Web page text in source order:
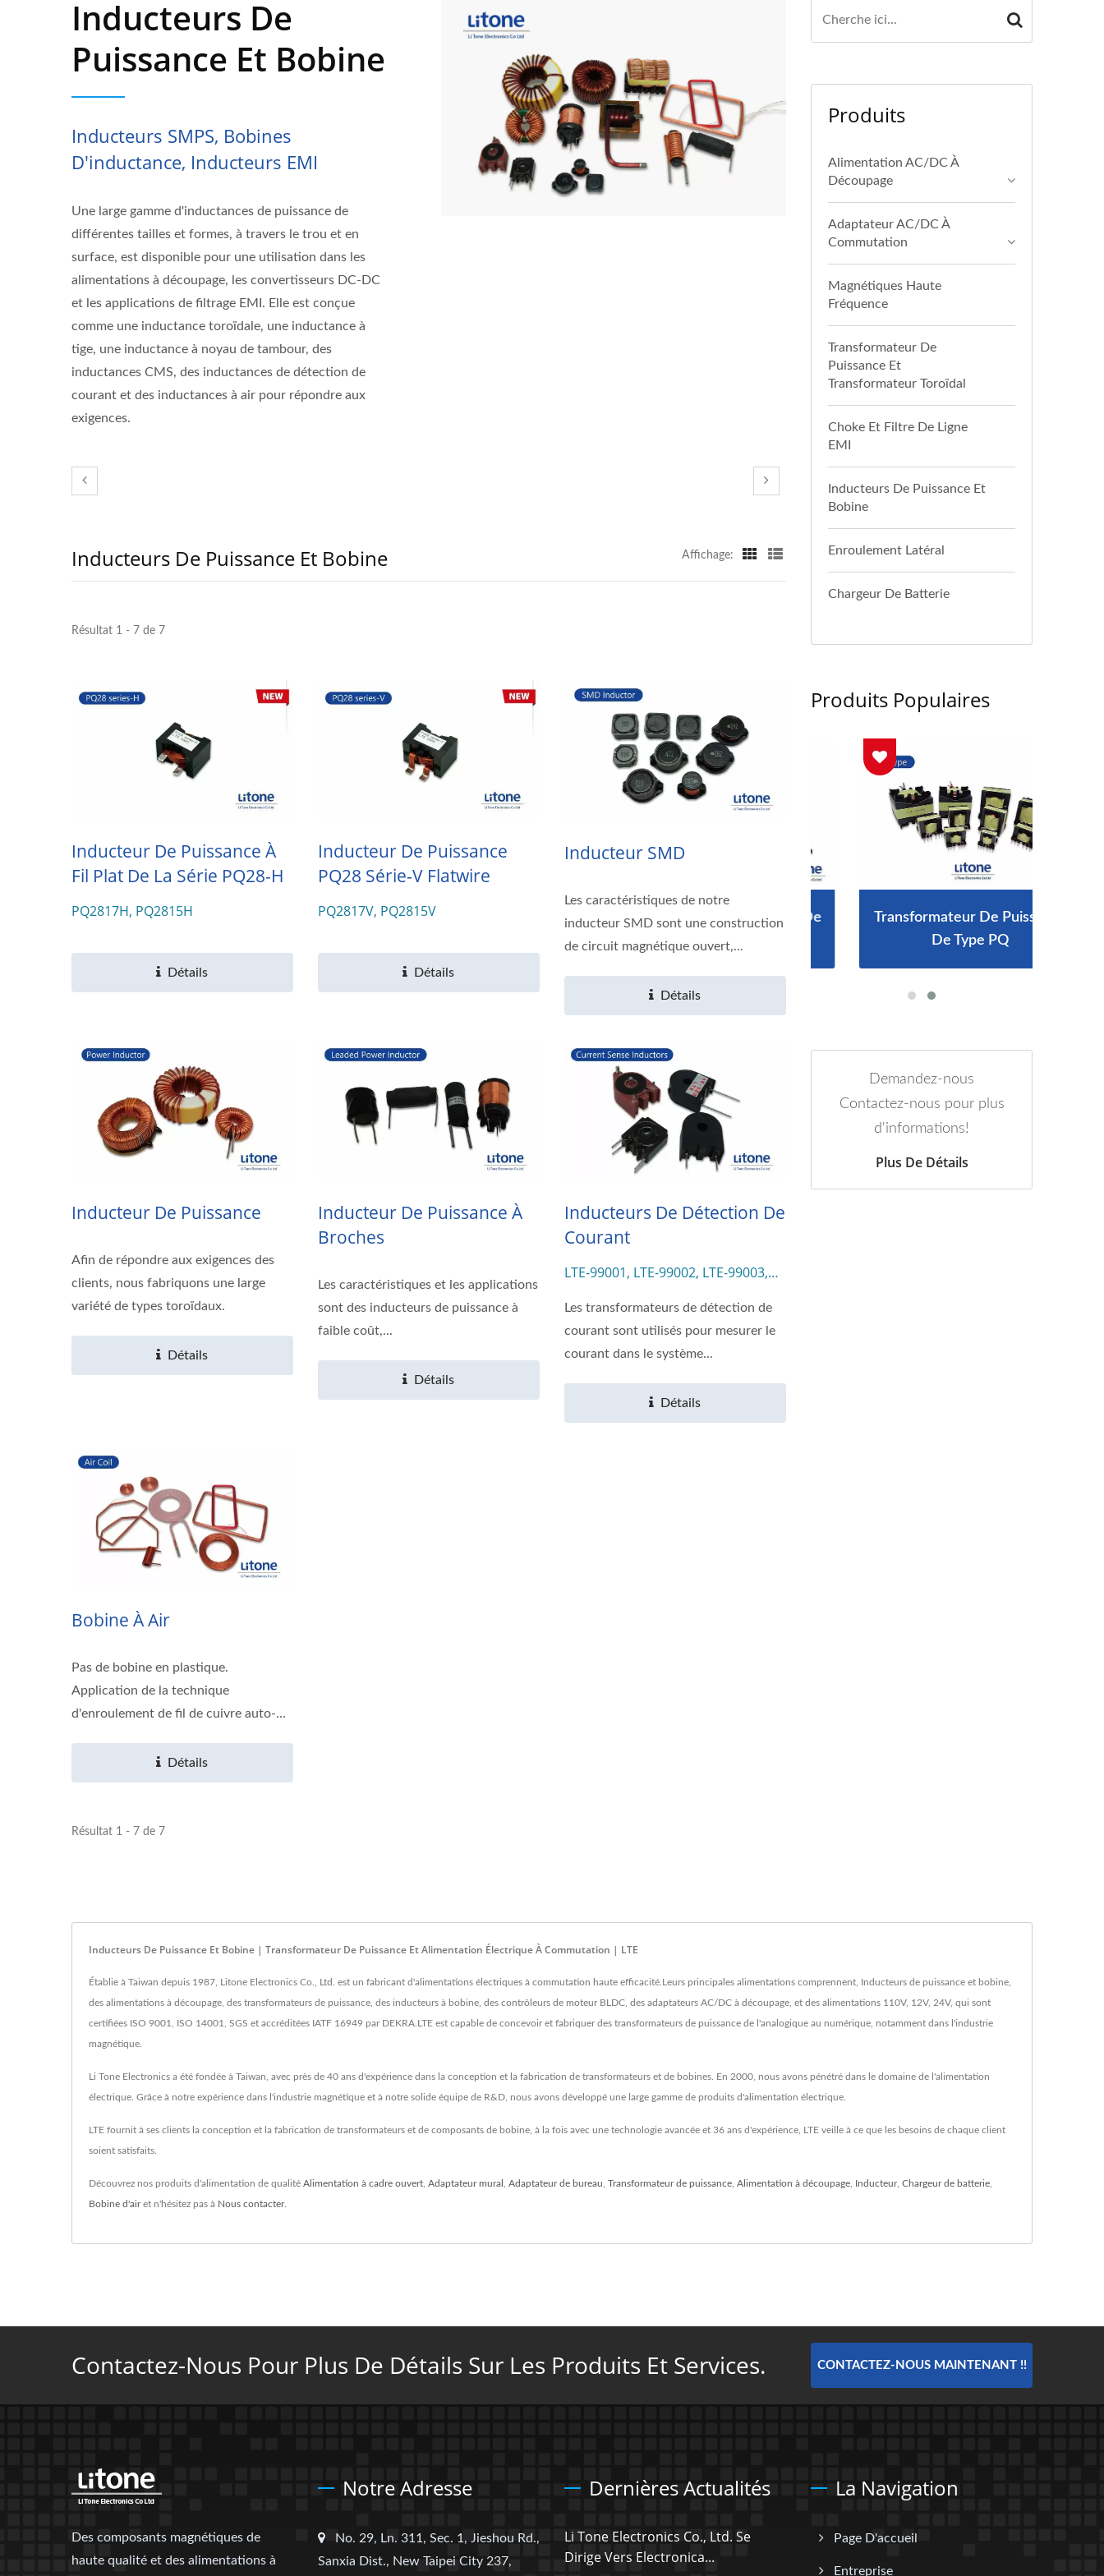
Inducteurs De
Puissance Et Bobine
Inducteurs SMPS, Bobines
D'inductance, Inducteurs EMI
Une large gamme d'inductances de puissance de
différentes tailles et formes, à travers le trou et en
surface, est disponible pour une utilisation dans les
alimentations à découpage, les convertisseurs DC-DC
et les applications de filtrage EMI. Elle est conçue
comme une inductance toroïdale, une inductance à
tige, une inductance à noyau de tambour, des
inductances CMS, des inductances de détection de
courant et des inductances à air pour répondre aux
exigences.
Inducteurs De Puissance Et Bobine Affichage:
Résultat 1 - 7 de 7
Inducteur De Puissance À
Fil Plat De La Série PQ28-H
PQ2817H, PQ2815H
Détails
Inducteur De Puissance
PQ28 Série-V Flatwire
PQ2817V, PQ2815V
Détails
Inducteur SMD
Les caractéristiques de notre
inducteur SMD sont une construction
de circuit magnétique ouvert,...
Détails
Inducteur De Puissance
Afin de répondre aux exigences des
clients, nous fabriquons une large
variété de types toroïdaux.
Détails
Inducteur De Puissance À
Broches
Les caractéristiques et les applications
sont des inducteurs de puissance à
faible coût,...
Détails
Inducteurs De Détection De
Courant
LTE-99001, LTE-99002, LTE-99003,
Les transformateurs de détection de
courant sont utilisés pour mesurer le
courant dans le système...
Détails
Bobine À Air
Pas de bobine en plastique.
Application de la technique
d'enroulement de fil de cuivre auto-
Détails
Résultat 1 - 7 de 7
Produits
Alimentation AC/DC À
Découpage
Adaptateur AC/DC À
Commutation
Magnétiques Haute
Fréquence
Transformateur De
Puissance Et
Transformateur Toroïdal
Choke Et Filtre De Ligne
EMI
Inducteurs De Puissance Et
Bobine
Enroulement Latéral
Chargeur De Batterie
Produits Populaires
Chargeur De Batterie IP67 De
Transformateur De Puissance
Chargeur De Batterie IP67 De
300W
Transformateur De Puissance
De Type PQ
Demandez-nous
Contactez-nous pour plus
d'informations!
Plus De Détails
Inducteurs De Puissance Et Bobine | Transformateur De Puissance Et Alimentation Électrique À Commutation | LTE
Établie à Taiwan depuis 1987, Litone Electronics Co., Ltd. est un fabricant d'alimentations électriques à commutation haute efficacité.Leurs principales alimentations comprennent, Inducteurs de puissance et bobine,
des alimentations à découpage, des transformateurs de puissance, des inducteurs à bobine, des contrôleurs de moteur BLDC, des adaptateurs AC/DC à découpage, et des alimentations 110V, 12V, 24V, qui sont
certifiées ISO 9001, ISO 14001, SGS et accréditées IATF 16949 par DEKRA.LTE est capable de concevoir et fabriquer des transformateurs de puissance de l'analogique au numérique, notamment dans l'industrie
magnétique.
Li Tone Electronics a été fondée à Taiwan, avec près de 40 ans d'expérience dans la conception et la fabrication de transformateurs et de bobines. En 2000, nous avons pénétré dans le domaine de l'alimentation
électrique. Grâce à notre expérience dans l'industrie magnétique et à notre solide équipe de R&D, nous avons développé une large gamme de produits d'alimentation électrique.
LTE fournit à ses clients la conception et la fabrication de transformateurs et de composants de bobine, à la fois avec une technologie avancée et 36 ans d'expérience, LTE veille à ce que les besoins de chaque client
soient satisfaits.
Découvrez nos produits d'alimentation de qualité Alimentation à cadre ouvert Adaptateur mural Adaptateur de bureau Transformateur de puissance Alimentation à découpage Inducteur, Chargeur de batterie
Bobine d'airet n'hésitez pas à Nous contacter.
Contactez-Nous Pour Plus De Détails Sur Les Produits Et Services. CONTACTEZ-NOUS MAINTENANT !!
Des composants magnétiques de
haute qualité et des alimentations à
Notre Adresse
No. 29, Ln. 311, Sec. 1, Jieshou Rd.,
Sanxia Dist., New Taipei City 237,
Dernières Actualités
Li Tone Electronics Co., Ltd. Se
Dirige Vers Electronica...
La Navigation
Page D'accueil
Entreprise